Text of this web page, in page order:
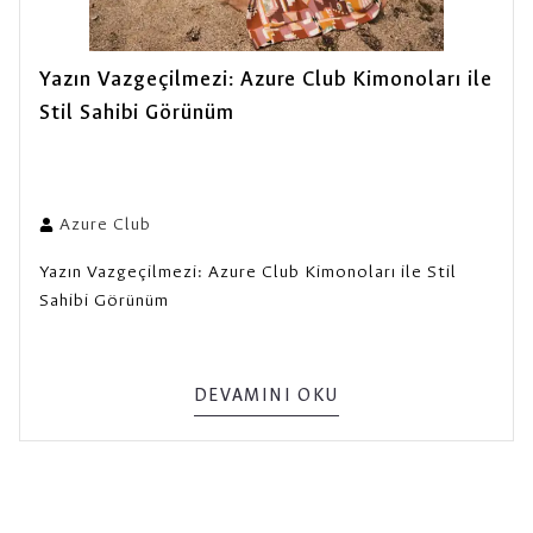
Yazın Vazgeçilmezi: Azure Club Kimonoları ile
Stil Sahibi Görünüm
Azure Club
Yazın Vazgeçilmezi: Azure Club Kimonoları ile Stil
Sahibi Görünüm
DEVAMINI OKU